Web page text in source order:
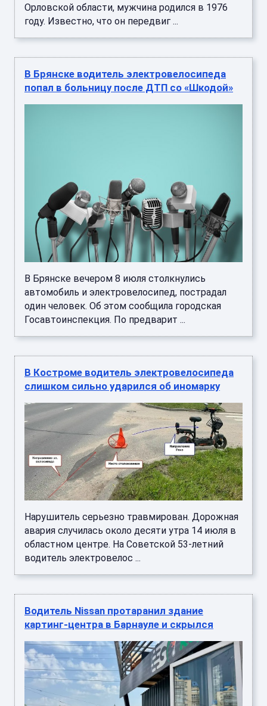
Орловской области, мужчина родился в 1976
году. Известно, что он передвиг ...
В Брянске водитель электровелосипеда
попал в больницу после ДТП со «Шкодой»
В Брянске вечером 8 июля столкнулись
автомобиль и электровелосипед, пострадал
один человек. Об этом сообщила городская
Госавтоинспекция. По предварит ...
В Костроме водитель электровелосипеда
слишком сильно ударился об иномарку
Нарушитель серьезно травмирован. Дорожная
авария случилась около десяти утра 14 июля в
областном центре. На Советской 53-летний
водитель электровелос ...
Водитель Nissan протаранил здание
картинг-центра в Барнауле и скрылся